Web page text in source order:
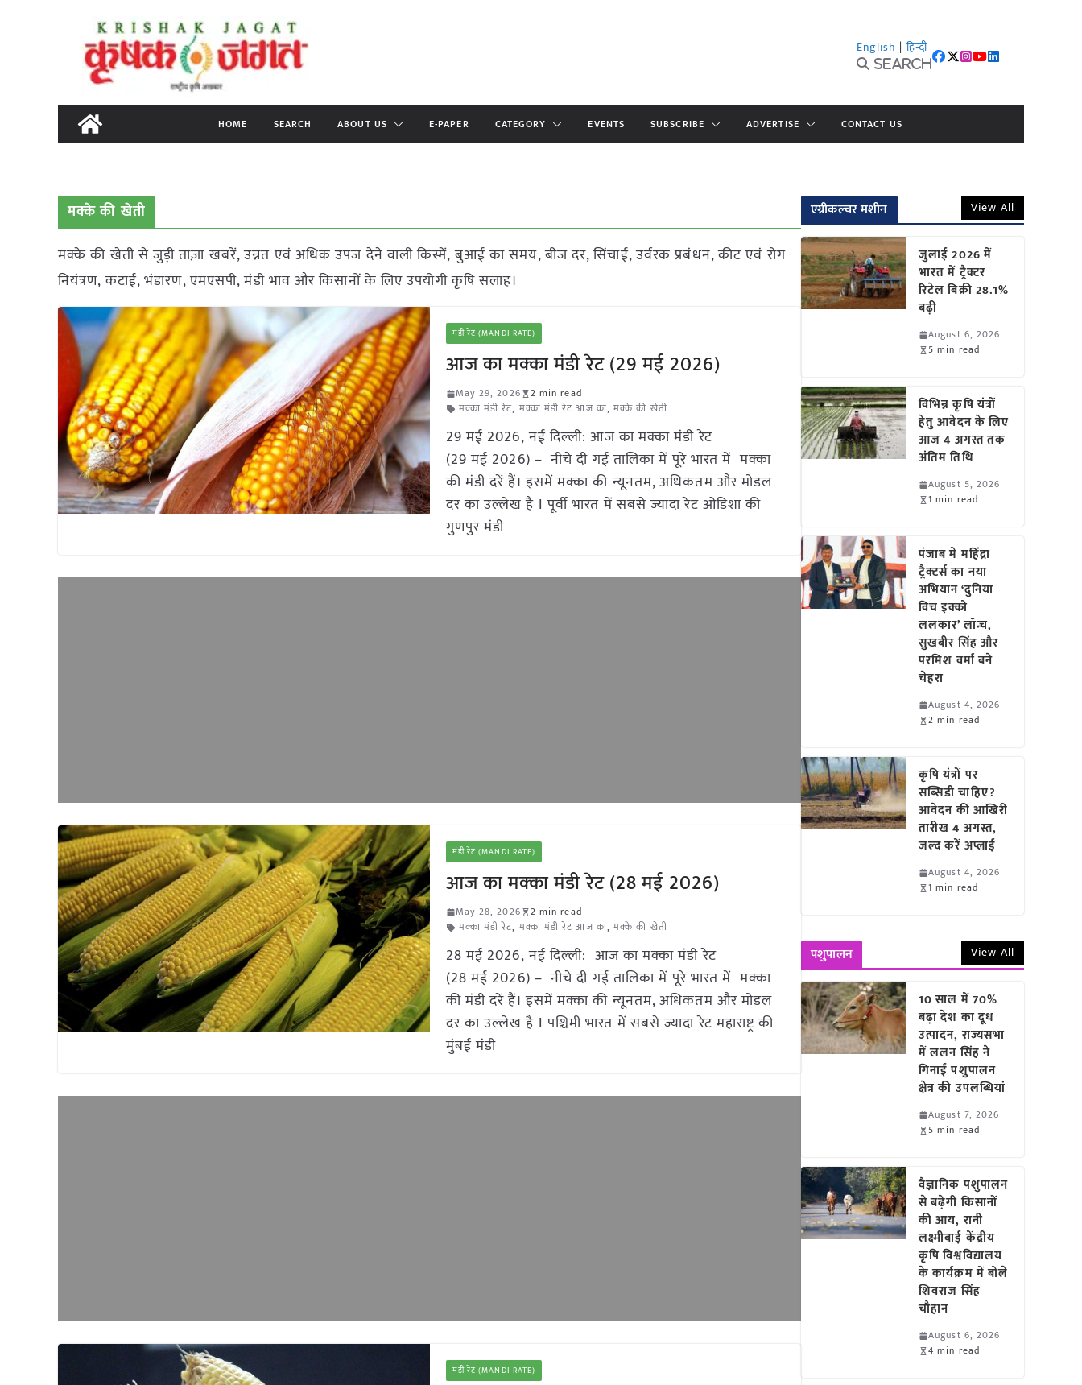
content
English | हिन्दी
Search
HOME SEARCH ABOUT US E-PAPER CATEGORY EVENTS SUBSCRIBE ADVERTISE CONTACT US
मक्के की खेती
मक्के की खेती से जुड़ी ताज़ा खबरें, उन्नत एवं अधिक उपज देने वाली किस्में, बुआई का समय, बीज दर, सिंचाई, उर्वरक प्रबंधन, कीट एवं रोग
नियंत्रण, कटाई, भंडारण, एमएसपी, मंडी भाव और किसानों के लिए उपयोगी कृषि सलाह।
मंडी रेट (MANDI RATE)
आज का मक्का मंडी रेट (29 मई 2026)
May 29, 2026
2 min read
मक्का मंडी रेट, मक्का मंडी रेट आज का,मक्के की खेती
29 मई 2026, नई दिल्ली: आज का मक्का मंडी रेट
(29 मई 2026) – नीचे दी गई तालिका में पूरे भारत में मक्का
की मंडी दरें हैं। इसमें मक्का की न्यूनतम, अधिकतम और मोडल
दर का उल्लेख है I पूर्वी भारत में सबसे ज्यादा रेट ओडिशा की
गुणपुर मंडी
मंडी रेट (MANDI RATE)
आज का मक्का मंडी रेट (28 मई 2026)
May 28, 2026
2 min read
मक्का मंडी रेट, मक्का मंडी रेट आज का,मक्के की खेती
28 मई 2026, नई दिल्ली: आज का मक्का मंडी रेट
(28 मई 2026) – नीचे दी गई तालिका में पूरे भारत में मक्का
की मंडी दरें हैं। इसमें मक्का की न्यूनतम, अधिकतम और मोडल
दर का उल्लेख है I पश्चिमी भारत में सबसे ज्यादा रेट महाराष्ट्र की
मुंबई मंडी
मंडी रेट (MANDI RATE)
एग्रीकल्चर मशीन View All
जुलाई 2026 में
भारत में ट्रैक्टर
रिटेल बिक्री 28.1%
बढ़ी
August 6, 2026
5 min read
विभिन्न कृषि यंत्रों
हेतु आवेदन के लिए
आज 4 अगस्त तक
अंतिम तिथि
August 5, 2026
1 min read
पंजाब में महिंद्रा
ट्रैक्टर्स का नया
अभियान ‘दुनिया
विच इक्को
ललकार’ लॉन्च,
सुखबीर सिंह और
परमिश वर्मा बने
चेहरा
August 4, 2026
2 min read
कृषि यंत्रों पर
सब्सिडी चाहिए?
आवेदन की आखिरी
तारीख 4 अगस्त,
जल्द करें अप्लाई
August 4, 2026
1 min read
पशुपालन View All
10 साल में 70%
बढ़ा देश का दूध
उत्पादन, राज्यसभा
में ललन सिंह ने
गिनाईं पशुपालन
क्षेत्र की उपलब्धियां
August 7, 2026
5 min read
वैज्ञानिक पशुपालन
से बढ़ेगी किसानों
की आय, रानी
लक्ष्मीबाई केंद्रीय
कृषि विश्वविद्यालय
के कार्यक्रम में बोले
शिवराज सिंह
चौहान
August 6, 2026
4 min read